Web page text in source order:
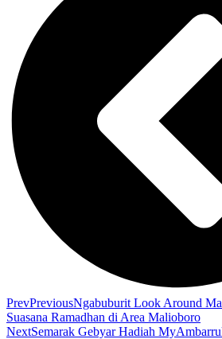
PrevPreviousNgabuburit Look Around
Suasana Ramadhan di Area Malioboro
NextSemarak Gebyar Hadiah